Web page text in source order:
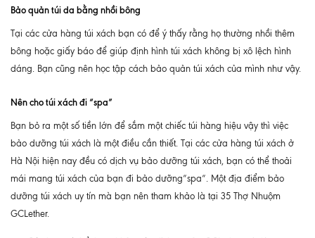
Bảo quản túi da bằng nhồi bông
Tại các cửa hàng túi xách bạn có để ý thấy rằng họ thường nhồi thêm
bông hoặc giấy báo để giúp định hình túi xách không bị xô lệch hình
dáng. Bạn cũng nên học tập cách bảo quản túi xách của mình như vậy.
Nên cho túi xách đi “spa”
Bạn bỏ ra một số tiền lớn để sắm một chiếc túi hàng hiệu vậy thì việc
bảo dưỡng túi xách là một điều cần thiết. Tại các cửa hàng túi xách ở
Hà Nội hiện nay đều có dịch vụ bảo dưỡng túi xách, bạn có thể thoải
mái mang túi xách của bạn đi bảo dưỡng”spa”. Một địa điểm bảo
dưỡng túi xách uy tín mà bạn nên tham khảo là tại 35 Thợ Nhuộm
GCLether.